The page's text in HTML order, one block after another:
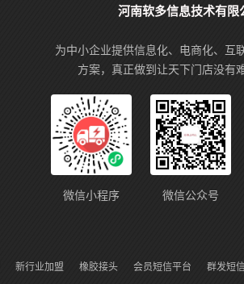
河南软多信息技术有限
为中小企业提供信息化、电商化、互
方案，真正做到让天下门店没有
微信小程序 微信公众号
新行业加盟 橡胶接头 会员短信平台 群发短